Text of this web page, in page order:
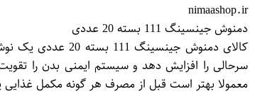
nimaashop.ir
دمنوش جینسینگ 111 بسته 20 عددی
کالای دمنوش
معمولا بهتر است قبل از مصرف هر گونه مکمل